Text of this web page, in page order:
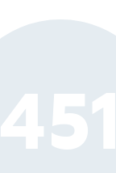
451